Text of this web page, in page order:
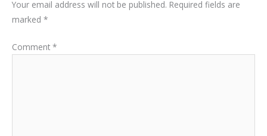
Your email address will not be published. Required fields are
marked *
Comment *